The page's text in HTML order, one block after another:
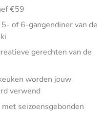
€59
of 6-gangendiner van de
gerechten van de
worden jouw
verwend
seizoensgebonden